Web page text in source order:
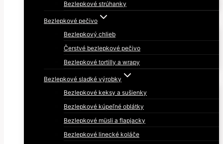
Bezlepkové strúhanky
Bezlepkové pečivo
Bezlepkový chlieb
Čerstvé bezlepkové pečivo
Bezlepkové tortilly a wrapy
Bezlepkové sladké výrobky
Bezlepkové keksy a sušienky
Bezlepkové kúpeľné oblátky
Bezlepkové müsli a flapjacky
Bezlepkové linecké koláče